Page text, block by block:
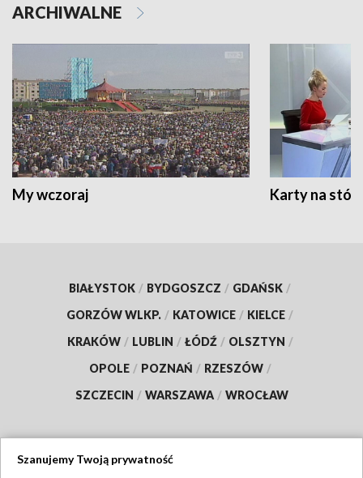
ARCHIWALNE
My wczoraj Karty na
BIAŁYSTOK / BYDGOSZCZ / GDAŃSK /
GORZÓW WLKP. / KATOWICE / KIELCE /
KRAKÓW / LUBLIN / ŁÓDŹ / OLSZTYN /
OPOLE / POZNAŃ / RZESZÓW /
SZCZECIN / WARSZAWA / WROCŁAW
Szanujemy Twoją prywatność